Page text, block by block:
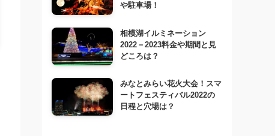
や駐車場！
相模湖イルミネーション
2022－2023料金や期間と見
どころは？
みなとみらい花火大会！スマ
ートフェスティバル2022の
日程と穴場は？